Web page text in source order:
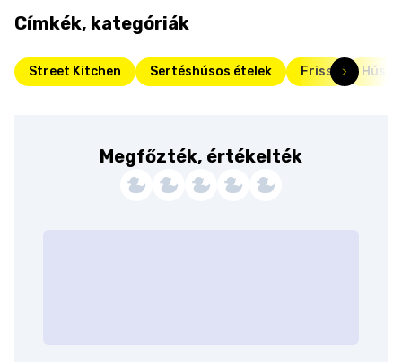
Címkék, kategóriák
Street Kitchen Sertéshúsos ételek Friss
Megfőzték, értékelték